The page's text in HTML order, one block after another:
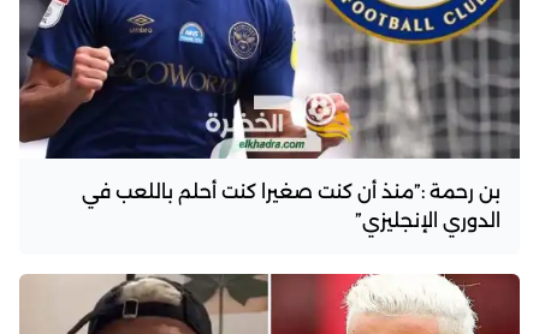
بن رحمة :”منذ أن كنت صغيرا كنت أحلم باللعب في
الدوري الإنجليزي”